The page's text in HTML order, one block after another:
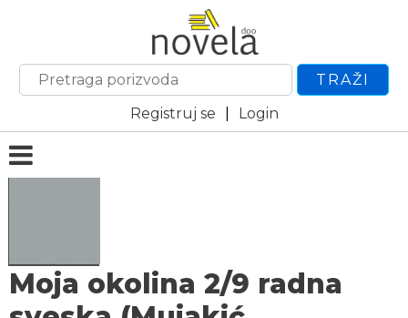
TRAŽI
Registruj se
Login
Moja okolina 2/9 radna